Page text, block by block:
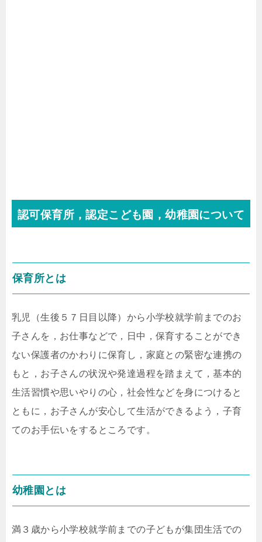
認可保育所，認定こども園，幼稚園について
保育所とは
乳児（生後５７日目以降）から小学校就学前までのお
子さんを，お仕事などで，日中，保育することができ
ない保護者のかわりに保育し，家庭との緊密な連携の
もと，お子さんの状況や発達過程を踏まえて，基本的
生活習慣や思いやりの心，社会性などを身につけると
ともに，お子さんが安心して生活ができるよう，子育
てのお手伝いをするところです。
幼稚園とは
満３歳から小学校就学前までの子どもが集団生活での